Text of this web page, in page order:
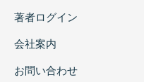
著者ログイン
会社案内
お問い合わせ